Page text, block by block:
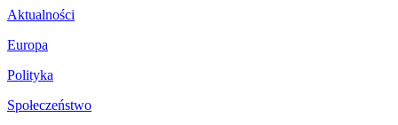
Aktualności
Europa
Polityka
Społeczeństwo